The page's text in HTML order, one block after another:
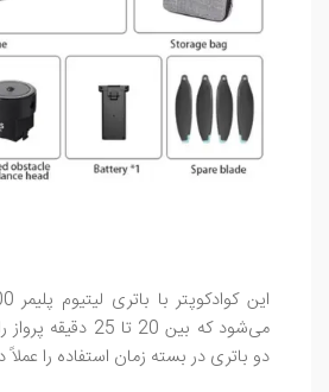
می‌شود که بین 20 تا
دو باتری در بسته زمان استفاده را عملاً